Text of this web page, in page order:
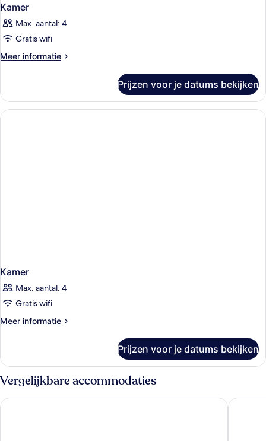
Kamer
Max. aantal: 4
Gratis wifi
Meer informatie
Meer
Prijzen voor je datums bekijken
Kamer
Max. aantal: 4
Gratis wifi
Meer informatie
Meer
Prijzen voor je datums bekijken
Vergelijkbare accommodaties
Boutique Hotel Cordial La Peregrina